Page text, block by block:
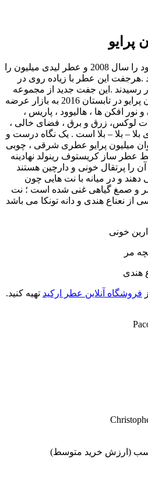
پرایو
پاکورابان عطر وان میلیون خود را سال 2008 و عطر لیدی میلیون را
کرد .هرجفت این عطر با زیاده روی در
رسیدند .این جفت جدید از مجموعه
یک میلیون پرایو و لیدی میلیون پرایو در تابستان 2016 به بازار عرضه
افکن ها ، هالیوود ، پاریس ،
لوکس، زرق و برق ، فضای خالی ،
– بلا – بلا است . یک نگاه درست و
میلیون پرایو عطری شرقی ، چوبی
ساز کریستوف رینولد نهادینه
را پرتقال خونی و دارچین هستند
و در میانه با نت هایی چون
مر و صمغ گیاهی غنی شده است ؛ نت
از نعناع هندی و دانه تونکا می باشد
خونی
مر
هندی
فروشگاه آنلاین عطر ارکید تهیه کنید.
(ارزش خرید متوسط)